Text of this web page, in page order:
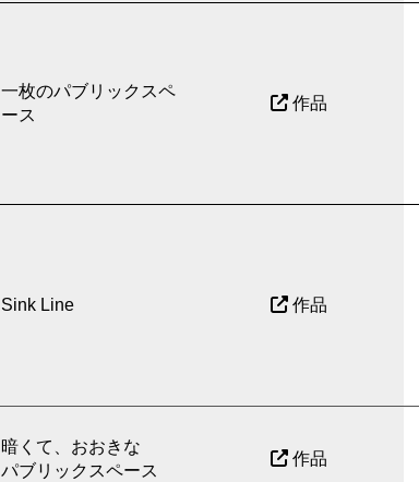
一枚のパブリックスペ
ース
作品
Sink Line 作品
暗くて、おおきな
パブリックスペース
作品